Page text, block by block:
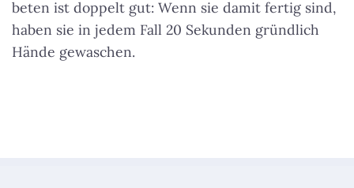
beten ist doppelt gut: Wenn sie damit fertig sind,
haben sie in jedem Fall 20 Sekunden gründlich
Hände gewaschen.